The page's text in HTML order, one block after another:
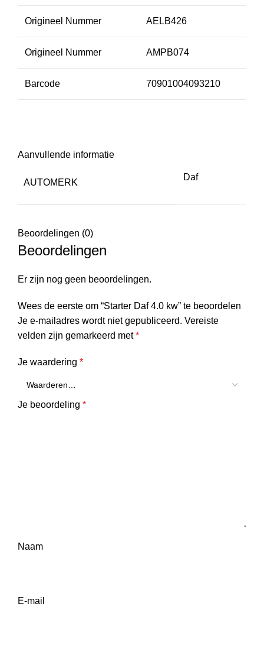
Origineel Nummer AELB426
Origineel Nummer AMPB074
Barcode 70901004093210
Aanvullende informatie
AUTOMERK
Daf
Beoordelingen (0)
Beoordelingen
Er zijn nog geen beoordelingen.
Wees de eerste om “Starter Daf 4.0 kw” te beoordelen
Je e-mailadres wordt niet gepubliceerd. Vereiste
velden zijn gemarkeerd met*
Je waardering *
Je beoordeling *
Naam
E-mail